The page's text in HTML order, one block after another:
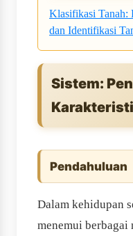
Klasifikasi Tanah:
dan Identifikasi
Sistem:
Pendahuluan
Dalam kehidupan
menemui berbagai